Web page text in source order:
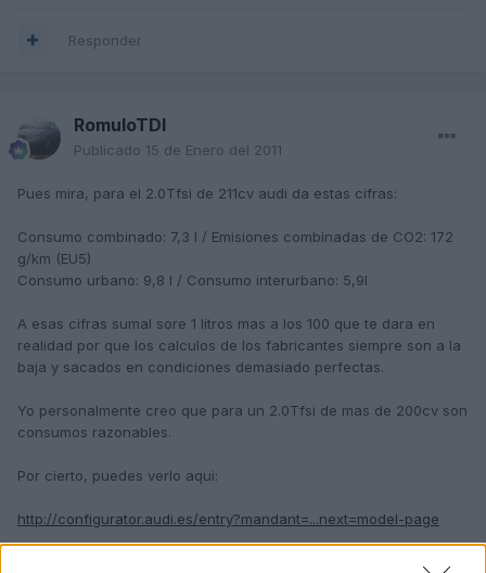
Responder
RomuloTDI
Publicado 15 de Enero del 2011
Pues mira, para el 2.0Tfsi de 211cv audi da estas cifras:
Consumo combinado: 7,3 l / Emisiones combinadas de CO2: 172
g/km (EU5)
Consumo urbano: 9,8 l / Consumo interurbano: 5,9l
A esas cifras sumal sore 1 litros mas a los 100 que te dara en
realidad por que los calculos de los fabricantes siempre son a la
baja y sacados en condiciones demasiado perfectas.
Yo personalmente creo que para un 2.0Tfsi de mas de 200cv son
consumos razonables.
Por cierto, puedes verlo aqui:
http://configurator.audi.es/entry?mandant=...next=model-page